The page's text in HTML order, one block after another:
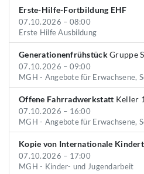
Erste-Hilfe-Fortbildung EHF
07.10.2026 – 08:00
Erste Hilfe Ausbildung
GenerationenfrühstückGruppe
07.10.2026 – 09:00
MGH - Angebote für Erwachsene,
Offene Fahrradwerkstatt Keller
07.10.2026 – 16:00
MGH - Angebote für Erwachsene,
Kopie von Internationale
07.10.2026 – 17:00
MGH - Kinder- und Jugendarbeit